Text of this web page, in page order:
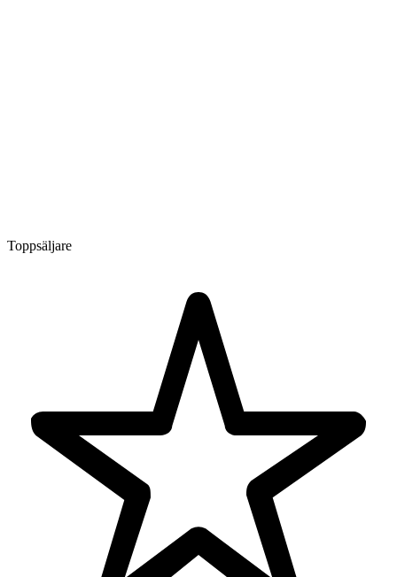
Toppsäljare